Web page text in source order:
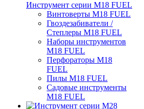
Инструмент серии M18 FUEL
Винтоверты M18 FUEL
Гвоздезабиватели /
Степлеры M18 FUEL
Наборы инструментов
M18 FUEL
Перфораторы M18
FUEL
Пилы M18 FUEL
Садовые инструменты
M18 FUEL